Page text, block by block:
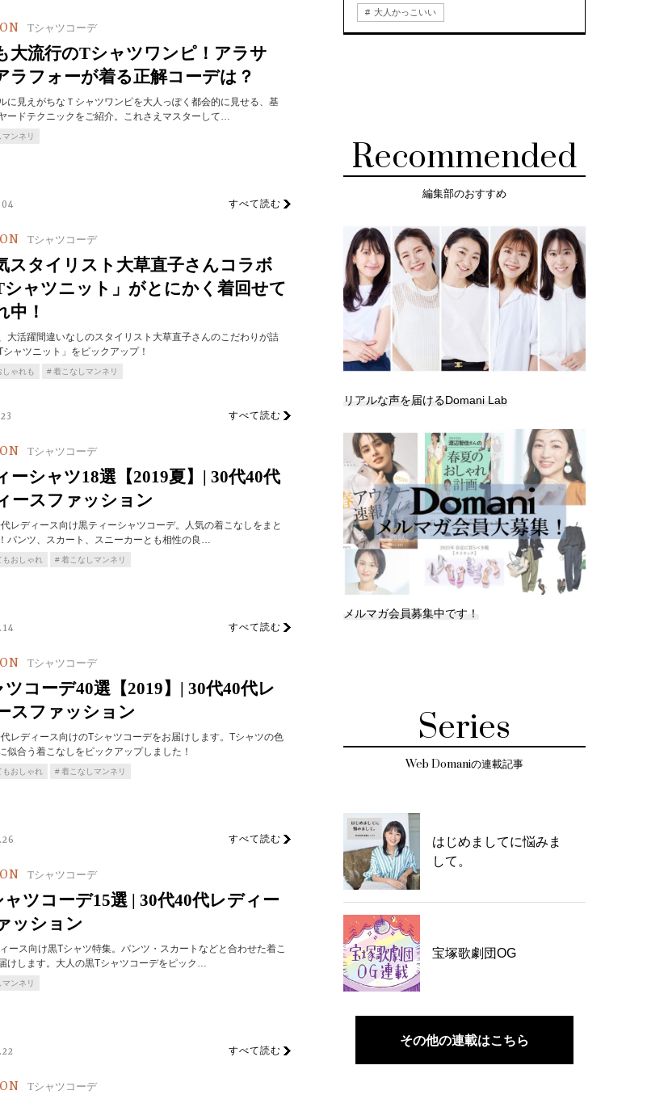
Tシャツコーデ
大流行のTシャツワンピ！アラサ
ラフォーが着る正解コーデは？
に見えがちなＴシャツワンピを大人っぽく都会的に見せる、基
ードテクニックをご紹介。これさえマスターして…
ンネリ
すべて読む
Tシャツコーデ
スタイリスト大草直子さんコラボ
シャツニット」がとにかく着回せて
中！
大活躍間違いなしのスタイリスト大草直子さんのこだわりが詰
シャツニット」をピックアップ！
しゃれも 着こなしマンネリ
すべて読む
Tシャツコーデ
ーシャツ18選【2019夏】| 30代40代
ースファッション
レディース向け黒ティーシャツコーデ。人気の着こなしをまと
パンツ、スカート、スニーカーとも相性の良…
おしゃれ 着こなしマンネリ
すべて読む
Tシャツコーデ
コーデ40選【2019】| 30代40代レ
スファッション
レディース向けのTシャツコーデをお届けします。Tシャツの色
似合う着こなしをピックアップしました！
おしゃれ 着こなしマンネリ
すべて読む
Tシャツコーデ
ツコーデ15選 | 30代40代レディー
ッション
ース向け黒Tシャツ特集。パンツ・スカートなどと合わせた着こ
けします。大人の黒Tシャツコーデをピック…
ンネリ
すべて読む
Tシャツコーデ
大人かっこいい
Recommended
編集部のおすすめ
リアルな声を届けるDomani Lab
メルマガ会員募集中です！
Series
Web Domaniの連載記事
はじめましてに悩みま
して。
宝塚歌劇団OG
その他の連載はこちら